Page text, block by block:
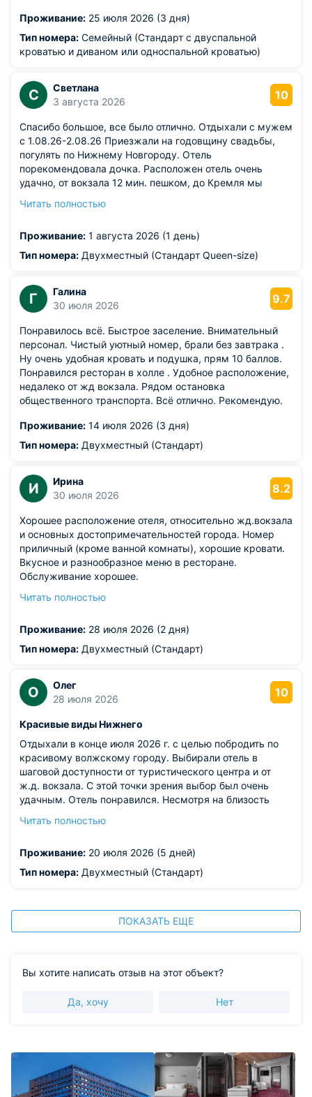
отеле хороший- все вкусно, возможно дороговаты
завтраки и ужины по стоимости, но обед - стоимость
доступная. Шведский стол.
Проживание: 25 июля 2026 (3 дня)
Тип номера: Семейный (Стандарт с двуспальной
кроватью и диваном или односпальной кроватью)
С
Светлана
3 августа 2026
10
Спасибо большое, все было отлично. Отдыхали с мужем
с 1.08.26-2.08.26 Приезжали на годовщину свадьбы,
погулять по Нижнему Новгороду. Отель
порекомендовала дочка. Расположен отель очень
удачно, от вокзала 12 мин. пешком, до Кремля мы
Спасибо всему обслуживающему персоналу. Ребята
Читать полностью
Проживание: 1 августа 2026 (1 день)
Тип номера: Двухместный (Стандарт Queen-size)
Г
Галина
30 июля 2026
9.7
Понравилось всё. Быстрое заселение. Внимательный
персонал. Чистый уютный номер, брали без завтрака .
Ну очень удобная кровать и подушка, прям 10 баллов.
Понравился ресторан в холле . Удобное расположение,
недалеко от жд вокзала. Рядом остановка
общественного транспорта. Всё отлично. Рекомендую.
Проживание: 14 июля 2026 (3 дня)
Тип номера: Двухместный (Стандарт)
И
Ирина
30 июля 2026
8.2
Хорошее расположение отеля, относительно жд.вокзала
и основных достопримечательностей города. Номер
приличный (кроме ванной комнаты), хорошие кровати.
Вкусное и разнообразное меню в ресторане.
Обслуживание хорошее.
ремонта (убитые плитка, унитаз, душ). Плохой напор
поддоне. Старые, грязные, болтающиеся по полу
шторки на душевой. (номер 1009)
Читать полностью
Проживание: 28 июля 2026 (2 дня)
Тип номера: Двухместный (Стандарт)
О
Олег
28 июля 2026
10
Красивые виды Нижнего
Отдыхали в конце июля 2026 г. с целью побродить по
красивому волжскому городу. Выбирали отель в
шаговой доступности от туристического центра и от
ж.д. вокзала. С этой точки зрения выбор был очень
удачным. Отель понравился. Несмотря на близость
слышно вообще. Отдельная благодарность за отличное
вкусно, выбор блюд вполне достаточен. В период
нашего отдыха было достаточно жарко, поэтому
отеле и персонале остались самые благоприятные.
Читать полностью
Проживание: 20 июля 2026 (5 дней)
Тип номера: Двухместный (Стандарт)
ПОКАЗАТЬ ЕЩЕ
Вы хотите написать отзыв на этот объект?
Да, хочу Нет